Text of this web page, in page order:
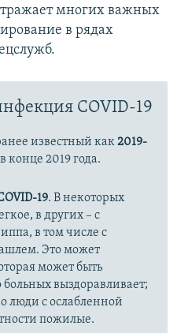
многих важных
в рядах
COVID-19
известный как2019-
конце 2019 года.
19. В некоторых
в других – с
в том числе с
Это может
может быть
выздоравливает;
люди с ослабленной
пожилые.